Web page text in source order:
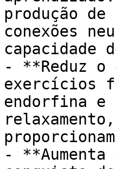
produção
conexões
capacidade
- **Reduz o
exercícios
endorfina e
-